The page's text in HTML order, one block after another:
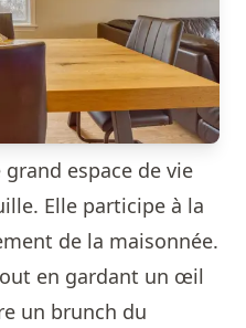
espace de vie
Elle participe à la
de la maisonnée.
en gardant un œil
un brunch du